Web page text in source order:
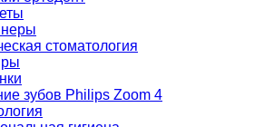
стоматология
зубов Philips Zoom 4